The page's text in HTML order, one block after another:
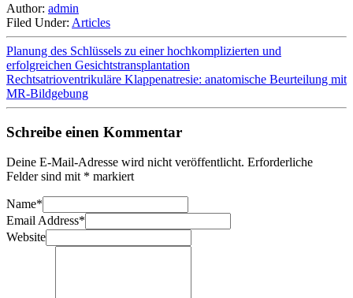
Author: admin
Filed Under: Articles
Planung des Schlüssels zu einer hochkomplizierten und
erfolgreichen Gesichtstransplantation
Rechtsatrioventrikuläre Klappenatresie: anatomische Beurteilung mit
MR-Bildgebung
Schreibe einen Kommentar
Deine E-Mail-Adresse wird nicht veröffentlicht. Erforderliche
Felder sind mit * markiert
Name*
Email Address*
Website